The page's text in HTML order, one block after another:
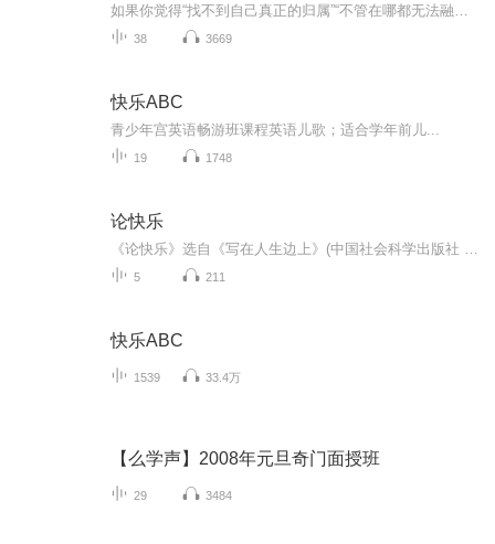
38 3669
快乐ABC
青少年宫英语畅游班课程英语儿歌；适合学年前儿...
19 1748
论快乐
5 211
快乐ABC
1539 33.4万
【么学声】2008年元旦奇门面授班
29 3484